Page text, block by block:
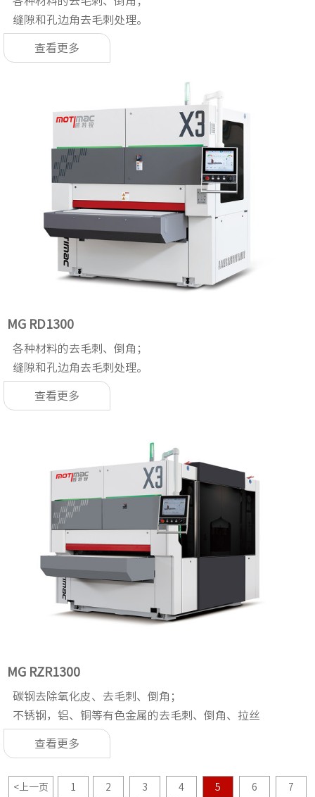
缝隙和孔边角去毛刺处理。
查看更多
MG RD1300
各种材料的去毛刺、倒角；
缝隙和孔边角去毛刺处理。
查看更多
MG RZR1300
碳钢去除氧化皮、去毛刺、倒角；
不锈钢，铝、铜等有色金属的去毛刺、倒角、拉丝
查看更多
< 上一页 1 2 3 4 5 6 7